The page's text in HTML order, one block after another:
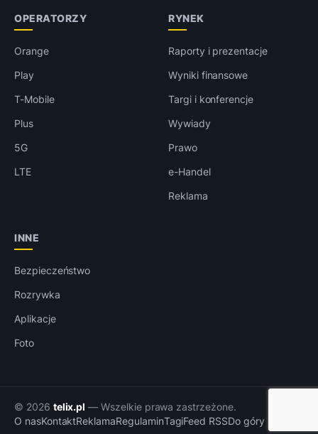
OPERATORZY
Orange
Play
T-Mobile
Plus
5G
LTE
RYNEK
Raporty i prezentacje
Wyniki finansowe
Targi i konferencje
Wywiady
Prawo
e-Handel
Reklama
INNE
Bezpieczeństwo
Rozrywka
Aplikacje
Foto
© 2026 telix.pl — Wszelkie prawa zastrzeżone.
O nasKontaktReklamaRegulaminTagiFeed RSSDo góry ↑